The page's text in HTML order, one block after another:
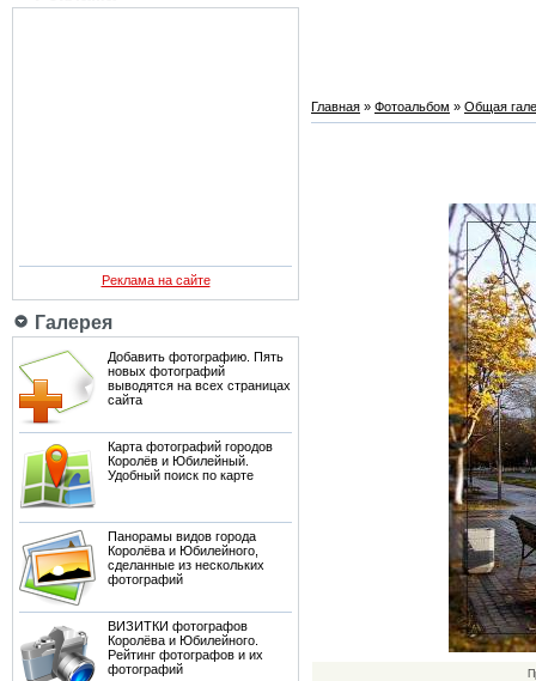
Реклама на сайте
Галерея
Добавить фотографию. Пять
новых фотографий
выводятся на всех страницах
сайта
Карта фотографий городов
Королёв и Юбилейный.
Удобный поиск по карте
Панорамы видов города
Королёва и Юбилейного,
сделанные из нескольких
фотографий
ВИЗИТКИ фотографов
Королёва и Юбилейного.
Рейтинг фотографов и их
фотографий
Главная » Фотоальбом » Общая